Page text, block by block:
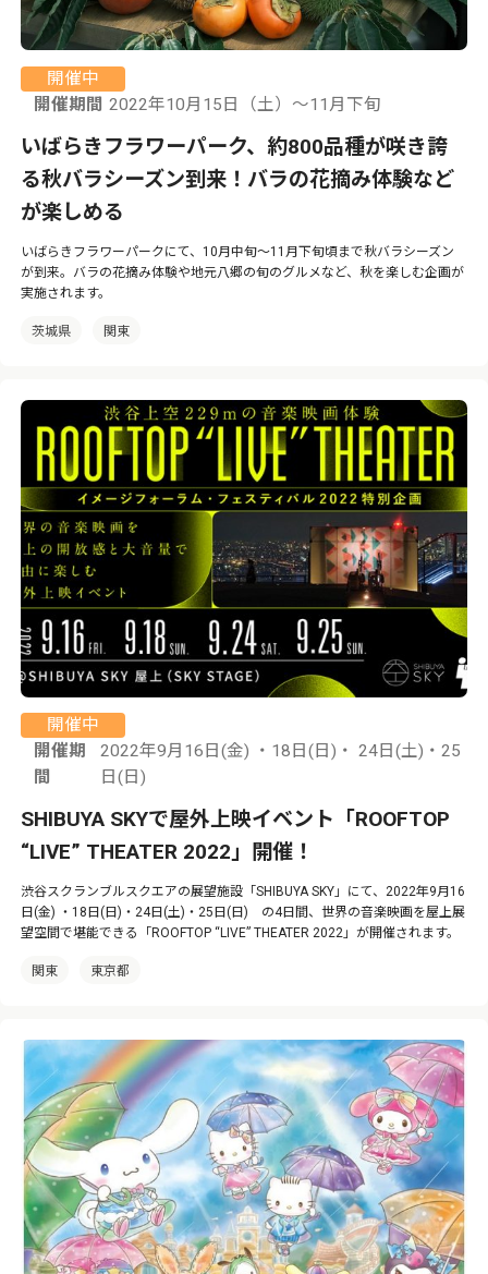
開催中
開催期間 2022年10月15日（土）～11月下旬
いばらきフラワーパーク、約800品種が咲き誇
る秋バラシーズン到来！バラの花摘み体験など
が楽しめる
いばらきフラワーパークにて、10月中旬〜11月下旬頃まで秋バラシーズン
が到来。バラの花摘み体験や地元八郷の旬のグルメなど、秋を楽しむ企画が
実施されます。
茨城県 関東
開催中
開催期
間
2022年9月16日(金) ・18日(日)・ 24日(土)・25
日(日)
SHIBUYA SKYで屋外上映イベント「ROOFTOP
“LIVE” THEATER 2022」開催！
渋谷スクランブルスクエアの展望施設「SHIBUYA SKY」にて、2022年9月16
日(金) ・18日(日)・24日(土)・25日(日) の4日間、世界の音楽映画を屋上展
望空間で堪能できる「ROOFTOP “LIVE” THEATER 2022」が開催されます。
関東 東京都